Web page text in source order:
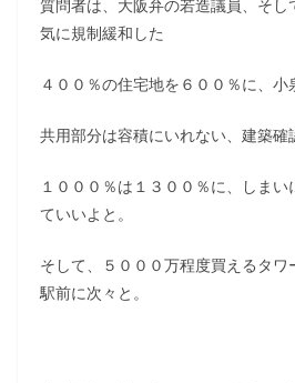
質問者は、大阪弁の若造議員、そ
気に規制緩和した
４００％の住宅地を６００％に、小
共用部分は容積にいれない、建築確
１０００％は１３００％に、しまい
ていいよと。
そして、５０００万程度買えるタ
駅前に次々と。